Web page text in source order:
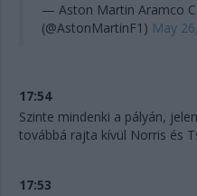
— Aston Martin Aramco
(@AstonMartinF1) May
17:54
Szinte mindenki a pályán,
továbbá rajta kívül Norris és
17:53